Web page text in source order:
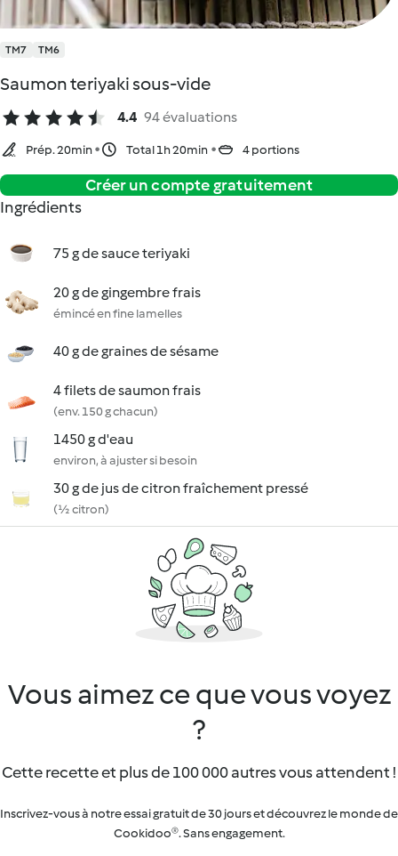
TM7 TM6
Saumon teriyaki sous-vide
4.4 94 évaluations
Prép. 20min Total 1h 20min 4 portions
Créer un compte gratuitement
Ingrédients
75 g de sauce teriyaki
20 g de gingembre frais
émincé en fine lamelles
40 g de graines de sésame
4 filets de saumon frais
(env. 150 g chacun)
1450 g d'eau
environ, à ajuster si besoin
30 g de jus de citron fraîchement pressé
(½ citron)
Vous aimez ce que vous voyez
?
Cette recette et plus de 100 000 autres vous attendent !
Inscrivez-vous à notre essai gratuit de 30 jours et découvrez le monde de
Cookidoo®. Sans engagement.